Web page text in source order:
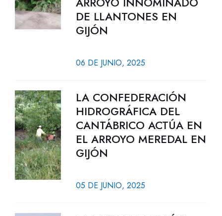
DE LLANTONES EN
GIJÓN
06 DE JUNIO, 2025
LA CONFEDERACIÓN
HIDROGRÁFICA DEL
CANTÁBRICO ACTÚA EN
EL ARROYO MEREDAL EN
GIJÓN
05 DE JUNIO, 2025